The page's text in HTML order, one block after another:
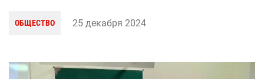
ОБЩЕСТВО 25 декабря 2024